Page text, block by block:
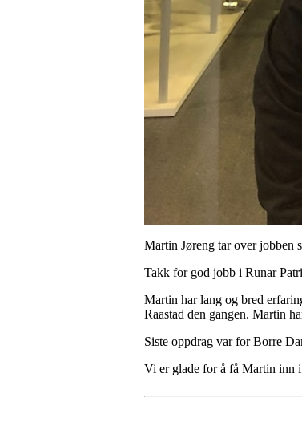
Martin Jøreng tar over jobben
Takk for god jobb i Runar
Martin har lang og bred
Raastad den gangen. Martin
Siste oppdrag var for Borre
Vi er glade for å få Martin inn